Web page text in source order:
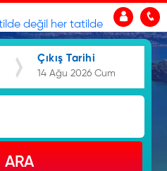
Çıkış Tarihi
ARA